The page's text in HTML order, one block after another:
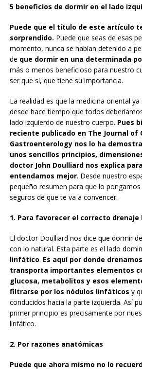
5 beneficios de dormir en el lado
Puede que el título de este artículo
sorprendido. Puede que seas de esas
momento, nunca se habían detenido a
de que dormir en una determinada
más o menos beneficioso para nuestro
ser que sí, que tiene su importancia.
La realidad es que la medicina oriental
desde hace tiempo que todos
lado izquierdo de nuestro cuerpo. Pues
reciente publicado en The Journal of
Gastroenterology nos lo ha
unos sencillos principios,
doctor John Doulliard nos explica
entendamos mejor. Desde nuestro
pequeño resumen para que lo
seguros de que te va a convencer.
1. Para favorecer el correcto
El doctor Doulliard nos dice que dormir
con lo natural. Esta parte es el lado
linfático. Es aquí por donde
transporta importantes elementos
glucosa, metabolitos y esos
filtrarse por los nódulos linfáticos y
conducidos hacia la parte izquierda. Así
primer principio es precisamente por
linfático.
2. Por razones anatómicas
Puede que ahora mismo no lo